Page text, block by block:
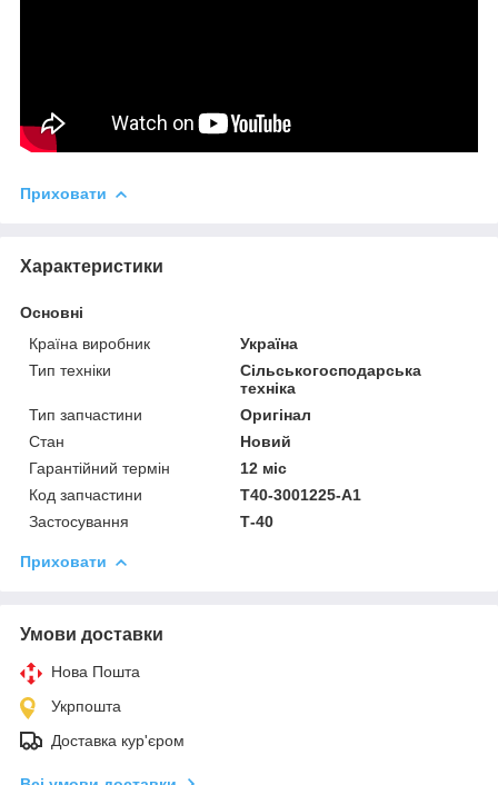
Приховати
Характеристики
Основні
Країна виробник
Україна
Тип техніки
Сільськогосподарська
техніка
Тип запчастини
Оригінал
Стан
Новий
Гарантійний термін
12 міс
Код запчастини
Т40-3001225-А1
Застосування
Т-40
Приховати
Умови доставки
Нова Пошта
Укрпошта
Доставка кур'єром